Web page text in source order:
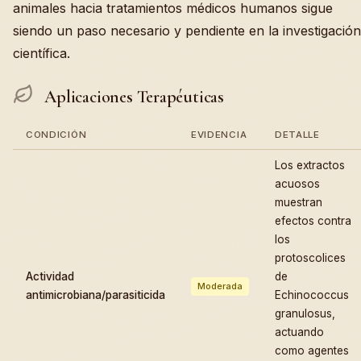
animales hacia tratamientos médicos humanos sigue
siendo un paso necesario y pendiente en la investigación
científica.
Aplicaciones Terapéuticas
CONDICIÓN EVIDENCIA DETALLE
Actividad
antimicrobiana/parasiticida
Moderada
Los extractos
acuosos
muestran
efectos contra
los
protoscolices
de
Echinococcus
granulosus,
actuando
como agentes